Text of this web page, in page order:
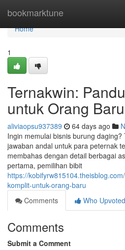
bookmarktune
Home
Home
1
Ternakwin:
untuk Orang Baru
aliviaopsu937389 64 days ago
Ingin memulai bisnis burung
jawaban andal untuk para peternak
membahas dengan detail berbagai
pertama, pemilihan bibit
https://
komplit-untuk-orang-baru
Comments
Who Upvoted
Comments
Submit a Comment